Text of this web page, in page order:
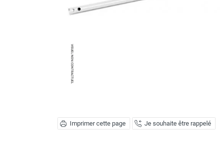
Ventilateur fixe
Ventilateur centrifuge
Ventilateur de sol
Ventilateur sur pied
Ventilateur de bureau
Extracteur d'air mural centrifuge
Imprimer cette page Je souhaite être rappelé